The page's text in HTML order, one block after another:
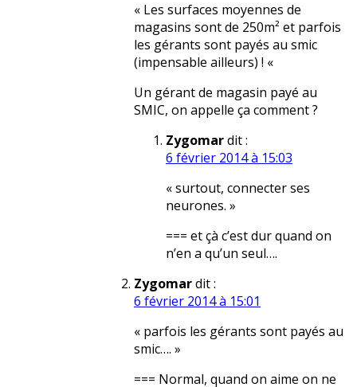
« Les surfaces moyennes de
magasins sont de 250m² et parfois
les gérants sont payés au smic
(impensable ailleurs) ! «
Un gérant de magasin payé au
SMIC, on appelle ça comment ?
Zygomardit :
6 février 2014 à 15:03
« surtout, connecter ses
neurones. »
=== et çà c’est dur quand on
n’en a qu’un seul….
Zygomardit :
6 février 2014 à 15:01
« parfois les gérants sont payés au
smic…. »
=== Normal, quand on aime on ne